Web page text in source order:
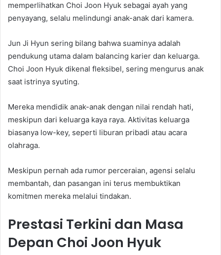
memperlihatkan Choi Joon Hyuk sebagai ayah yang
penyayang, selalu melindungi anak-anak dari kamera.
Jun Ji Hyun sering bilang bahwa suaminya adalah
pendukung utama dalam balancing karier dan keluarga.
Choi Joon Hyuk dikenal fleksibel, sering mengurus anak
saat istrinya syuting.
Mereka mendidik anak-anak dengan nilai rendah hati,
meskipun dari keluarga kaya raya. Aktivitas keluarga
biasanya low-key, seperti liburan pribadi atau acara
olahraga.
Meskipun pernah ada rumor perceraian, agensi selalu
membantah, dan pasangan ini terus membuktikan
komitmen mereka melalui tindakan.
Prestasi Terkini dan Masa
Depan Choi Joon Hyuk